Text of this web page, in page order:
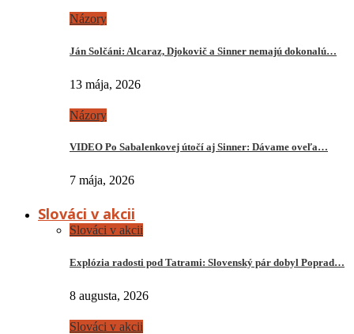
Názory
Ján Solčáni: Alcaraz, Djokovič a Sinner nemajú dokonalú…
13 mája, 2026
Názory
VIDEO Po Sabalenkovej útočí aj Sinner: Dávame oveľa…
7 mája, 2026
Slováci v akcii
Slováci v akcii
Explózia radosti pod Tatrami: Slovenský pár dobyl Poprad…
8 augusta, 2026
Slováci v akcii